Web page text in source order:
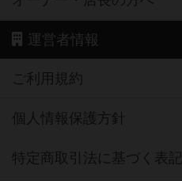
運営者情報
ご利用規約
個人情報保護方針
特定商取引法に基づく表記